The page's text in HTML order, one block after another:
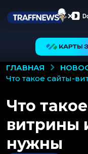
ГЛАВНАЯ
что такое сайты-
Что
витрины
нужны